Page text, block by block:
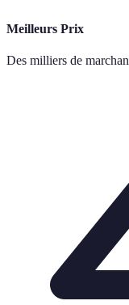
Meilleurs Prix
Des milliers de